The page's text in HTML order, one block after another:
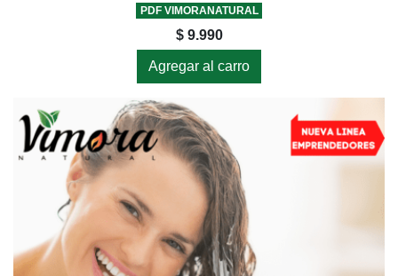
PDF VIMORANATURAL
$ 9.990
Agregar al carro